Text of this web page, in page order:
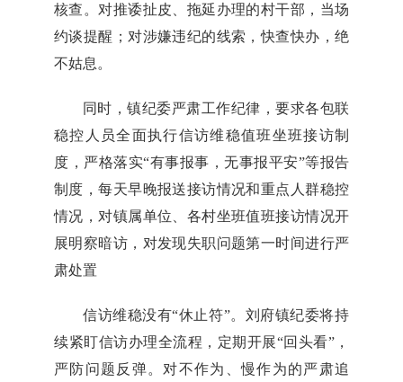
核查。对推诿扯皮、拖延办理的村干部，当场
约谈提醒；对涉嫌违纪的线索，快查快办，绝
不姑息。
同时，镇纪委严肃工作纪律，要求各包联
稳控人员全面执行信访维稳值班坐班接访制
度，严格落实“有事报事，无事报平安”等报告
制度，每天早晚报送接访情况和重点人群稳控
情况，对镇属单位、各村坐班值班接访情况开
展明察暗访，对发现失职问题第一时间进行严
肃处置
信访维稳没有“休止符”。刘府镇纪委将持
续紧盯信访办理全流程，定期开展“回头看”，
严防问题反弹。对不作为、慢作为的严肃追